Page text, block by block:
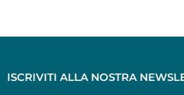
ISCRIVITI ALLA NOSTRA